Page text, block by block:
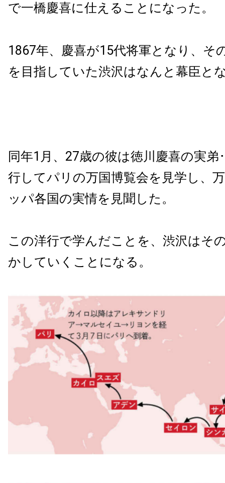
で一橋慶喜に仕えることになった。
1867年、慶喜が15代将軍となり、そ
を目指していた渋沢はなんと幕臣と
同年1月、27歳の彼は徳川慶喜の実弟
行してパリの万国博覧会を見学し、
ッパ各国の実情を見聞した。
この洋行で学んだことを、渋沢はそ
かしていくことになる。